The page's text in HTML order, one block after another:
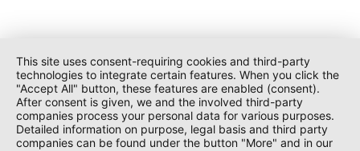
This site uses consent-requiring cookies and third-party
technologies to integrate certain features. When you click the
"Accept All" button, these features are enabled (consent).
After consent is given, we and the involved third-party
companies process your personal data for various purposes.
Detailed information on purpose, legal basis and third party
companies can be found under the button "More" and in our